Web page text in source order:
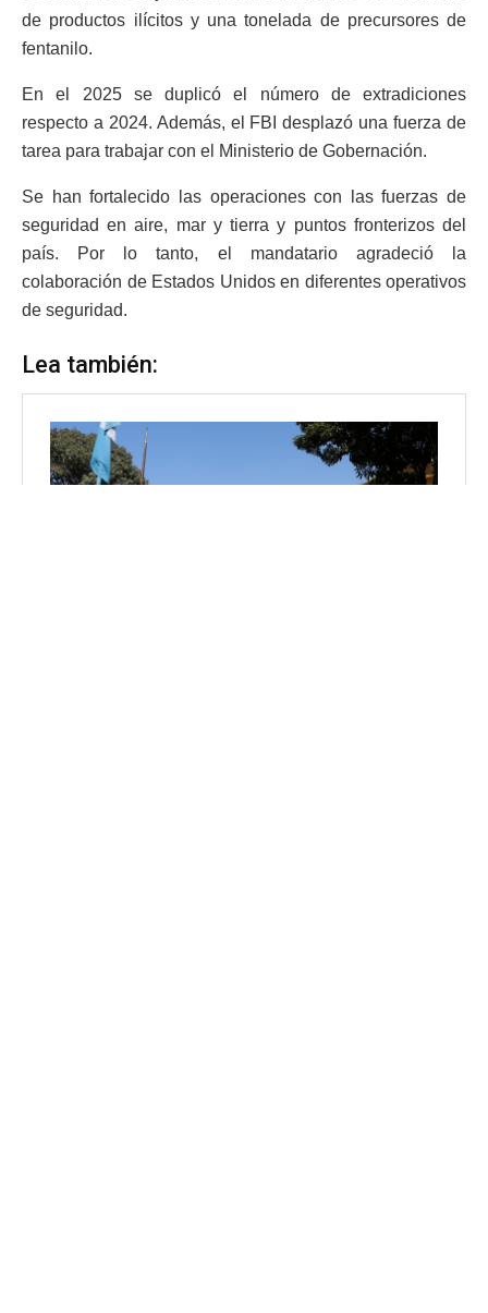
de productos ilícitos y una tonelada de precursores de
fentanilo.
En el 2025 se duplicó el número de extradiciones
respecto a 2024. Además, el FBI desplazó una fuerza de
tarea para trabajar con el Ministerio de Gobernación.
Se han fortalecido las operaciones con las fuerzas de
seguridad en aire, mar y tierra y puntos fronterizos del
país. Por lo tanto, el mandatario agradeció la
colaboración de Estados Unidos en diferentes operativos
de seguridad.
Lea también: